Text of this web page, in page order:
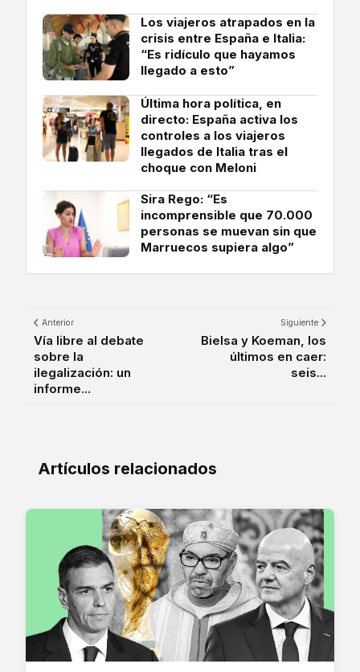
Los viajeros atrapados en la
crisis entre España e Italia:
“Es ridículo que hayamos
llegado a esto”
Última hora política, en
directo: España activa los
controles a los viajeros
llegados de Italia tras el
choque con Meloni
Sira Rego: “Es
incomprensible que 70.000
personas se muevan sin que
Marruecos supiera algo”
Anterior
Vía libre al debate
sobre la
ilegalización: un
informe...
Siguiente
Bielsa y Koeman, los
últimos en caer:
seis...
Artículos relacionados